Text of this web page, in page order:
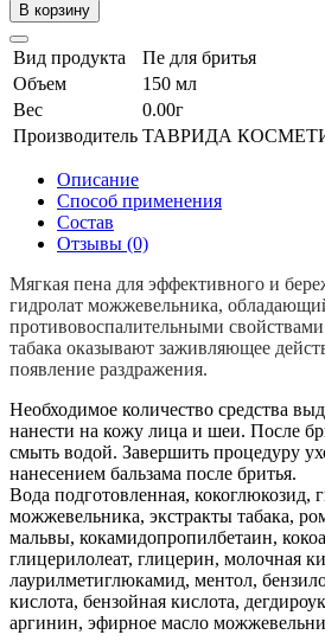
В корзину
Вид продукта
Пе для бритья
Объем
150 мл
Вес
0.00г
Производитель ТАВРИДА
Описание
Способ применения
Состав
Отзывы (0)
Мягкая пена для эффективного и
гидролат можжевельника,
противовоспалительными
табака оказывают заживляющее
появление раздражения.
Необходимое количество средства
нанести на кожу лица и шеи. После
смыть водой. Завершить процедуру
нанесением бальзама после бритья.
Вода подготовленная, кокоглюкозид,
можжевельника, экстракты табака,
мальвы, кокамидопропилбетаин,
глицерилолеат, глицерин, молочная
лаурилметиглюкамид, ментол,
кислота, бензойная кислота,
аргинин, эфирное масло